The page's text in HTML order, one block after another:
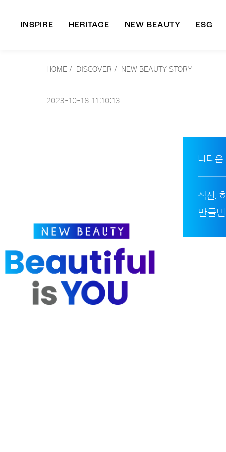
INSPIRE HERITAGE NEW BEAUTY ESG
HOME / DISCOVER / NEW BEAUTY STORY
2023-10-18 11:10:13
나다운
직진.
만들